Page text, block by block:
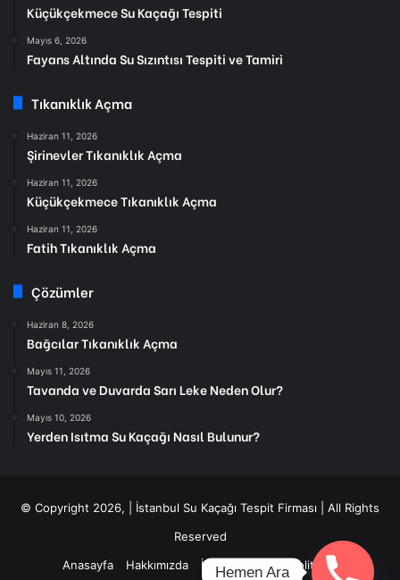
Küçükçekmece Su Kaçağı Tespiti
Mayıs 6, 2026
Fayans Altında Su Sızıntısı Tespiti ve Tamiri
Tıkanıklık Açma
Haziran 11, 2026
Şirinevler Tıkanıklık Açma
Haziran 11, 2026
Küçükçekmece Tıkanıklık Açma
Haziran 11, 2026
Fatih Tıkanıklık Açma
Çözümler
Haziran 8, 2026
Bağcılar Tıkanıklık Açma
Mayıs 11, 2026
Tavanda ve Duvarda Sarı Leke Neden Olur?
Mayıs 10, 2026
Yerden Isıtma Su Kaçağı Nasıl Bulunur?
© Copyright 2026, | İstanbul Su Kaçağı Tespit Firması | All Rights
Reserved
Anasayfa
Hakkımızda İletişim Gizlilik Politikası
Hemen Ara